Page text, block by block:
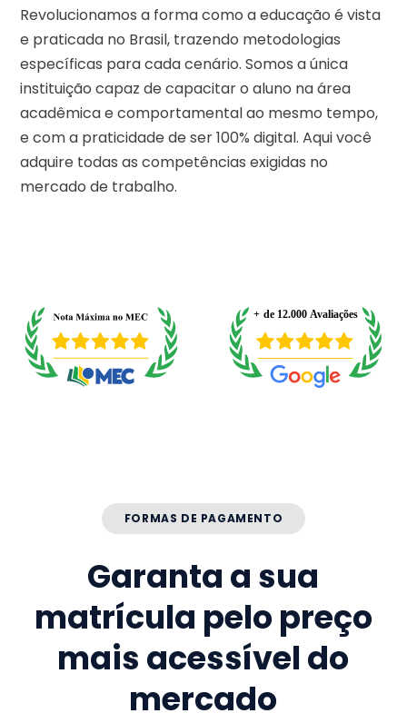
Revolucionamos a forma como a educação é vista
e praticada no Brasil, trazendo metodologias
específicas para cada cenário. Somos a única
instituição capaz de capacitar o aluno na área
acadêmica e comportamental ao mesmo tempo,
e com a praticidade de ser 100% digital. Aqui você
adquire todas as competências exigidas no
mercado de trabalho.
FORMAS DE PAGAMENTO
Garanta a sua
matrícula pelo preço
mais acessível do
mercado